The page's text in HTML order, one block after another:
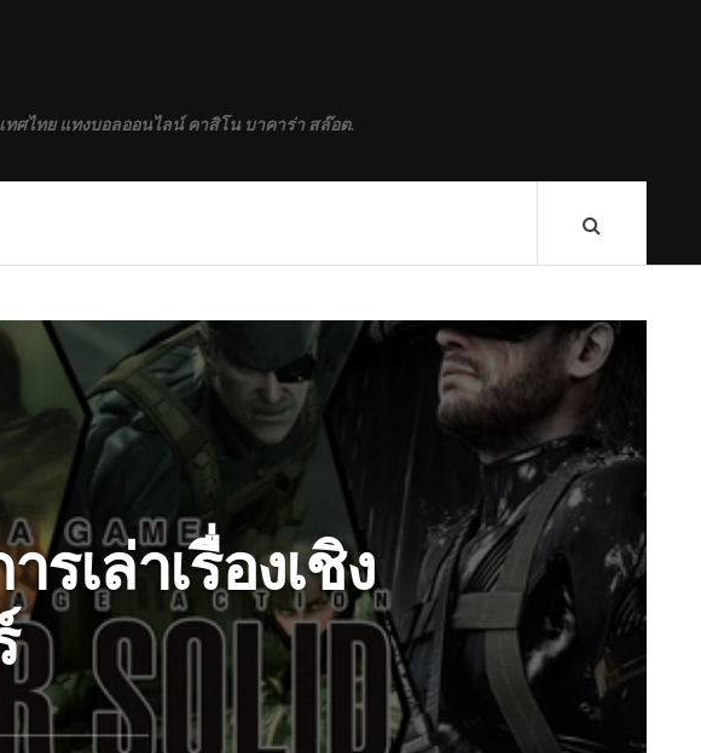
ทศไทย แทงบอลออนไลน์ คาสิโน บาคาร่า สล๊อต.
เล่าเรื่องเชิง